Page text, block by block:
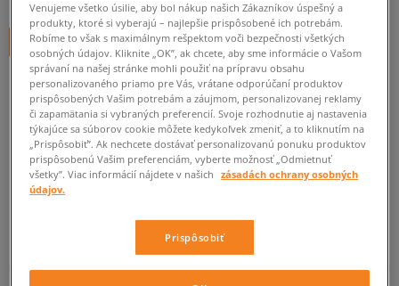
+ 30 BODOV V SIZEERCLUBE
Informujte ma o dostupnosti
Ak bude položka opäť dostupná, dostanete od nás oznámenie.
Vyberte veľkosť
ZISTIŤ DOSTUPNOSŤ V NAŠICH KAMENNÝCH PREDAJNIACH
Venujeme všetko úsilie, aby bol nákup našich Zákazníkov úspešný a
produkty, ktoré si vyberajú – najlepšie prispôsobené ich potrebám.
Robíme to však s maximálnym rešpektom voči bezpečnosti všetkých
osobných údajov. Kliknite „OK”, ak chcete, aby sme informácie o Vašom
správaní na našej stránke mohli použiť na prípravu obsahu
personalizovaného priamo pre Vás, vrátane odporúčaní produktov
prispôsobených Vašim potrebám a záujmom, personalizovanej reklamy
či zapamätania si vybraných preferencií. Svoje rozhodnutie aj nastavenia
týkajúce sa súborov cookie môžete kedykoľvek zmeniť, a to kliknutím na
„Prispôsobiť”. Ak nechcete dostávať personalizovanú ponuku produktov
prispôsobenú Vašim preferenciám, vyberte možnosť „Odmietnuť
všetky”. Viac informácií nájdete v našich
zásadách ochrany osobných
údajov.
Prispôsobiť